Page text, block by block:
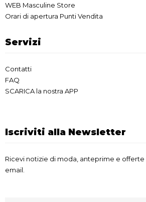
WEB Masculine Store
Orari di apertura Punti Vendita
Servizi
Contatti
FAQ
SCARICA la nostra APP
Iscriviti alla Newsletter
Ricevi notizie di moda, anteprime e
email.